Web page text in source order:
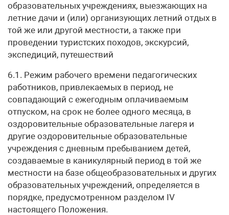
образовательных учреждениях, выезжающих на
летние дачи и (или) организующих летний отдых в
той же или другой местности, а также при
проведении туристских походов, экскурсий,
экспедиций, путешествий
6.1. Режим рабочего времени педагогических
работников, привлекаемых в период, не
совпадающий с ежегодным оплачиваемым
отпуском, на срок не более одного месяца, в
оздоровительные образовательные лагеря и
другие оздоровительные образовательные
учреждения с дневным пребыванием детей,
создаваемые в каникулярный период в той же
местности на базе общеобразовательных и других
образовательных учреждений, определяется в
порядке, предусмотренном разделом IV
настоящего Положения.